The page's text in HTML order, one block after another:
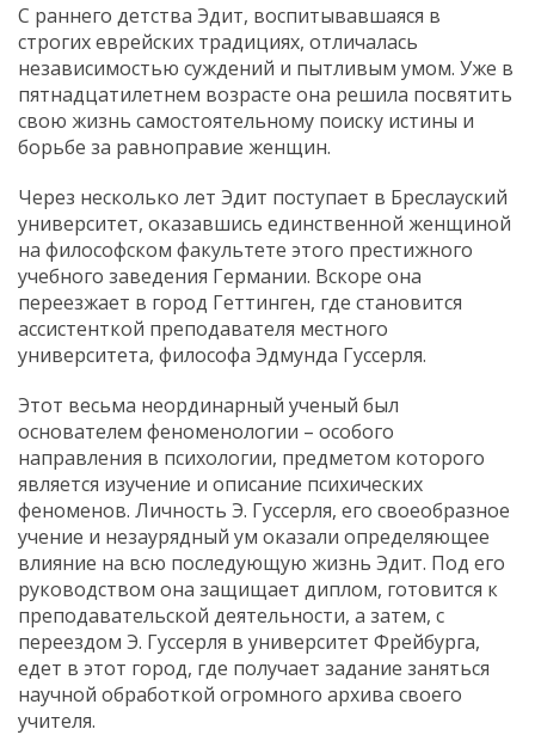
С раннего детства Эдит, воспитывавшаяся в
строгих еврейских традициях, отличалась
независимостью суждений и пытливым умом. Уже в
пятнадцатилетнем возрасте она решила посвятить
свою жизнь самостоятельному поиску истины и
борьбе за равноправие женщин.
Через несколько лет Эдит поступает в Бреслауский
университет, оказавшись единственной женщиной
на философском факультете этого престижного
учебного заведения Германии. Вскоре она
переезжает в город Геттинген, где становится
ассистенткой преподавателя местного
университета, философа Эдмунда Гуссерля.
Этот весьма неординарный ученый был
основателем феноменологии – особого
направления в психологии, предметом которого
является изучение и описание психических
феноменов. Личность Э. Гуссерля, его своеобразное
учение и незаурядный ум оказали определяющее
влияние на всю последующую жизнь Эдит. Под его
руководством она защищает диплом, готовится к
преподавательской деятельности, а затем, с
переездом Э. Гуссерля в университет Фрейбурга,
едет в этот город, где получает задание заняться
научной обработкой огромного архива своего
учителя.